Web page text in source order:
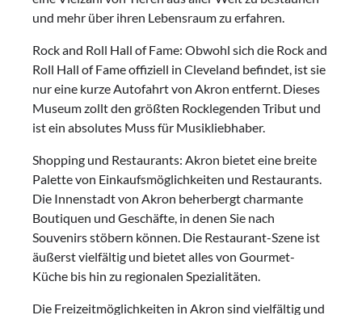
und mehr über ihren Lebensraum zu erfahren.
Rock and Roll Hall of Fame: Obwohl sich die Rock and
Roll Hall of Fame offiziell in Cleveland befindet, ist sie
nur eine kurze Autofahrt von Akron entfernt. Dieses
Museum zollt den größten Rocklegenden Tribut und
ist ein absolutes Muss für Musikliebhaber.
Shopping und Restaurants: Akron bietet eine breite
Palette von Einkaufsmöglichkeiten und Restaurants.
Die Innenstadt von Akron beherbergt charmante
Boutiquen und Geschäfte, in denen Sie nach
Souvenirs stöbern können. Die Restaurant-Szene ist
äußerst vielfältig und bietet alles von Gourmet-
Küche bis hin zu regionalen Spezialitäten.
Die Freizeitmöglichkeiten in Akron sind vielfältig und